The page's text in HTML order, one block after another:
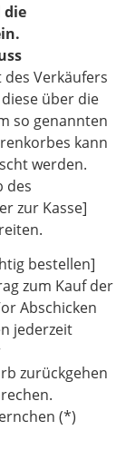
die
Verkäufers
über die
so genannten
kann
werden.
des
zur Kasse]
bestellen]
zum Kauf der
Abschicken
jederzeit
zurückgehen
(*)